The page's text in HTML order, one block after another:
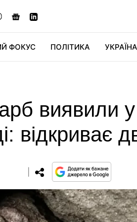
ФОКУС ПОЛІТИКА УКРАЇНА
виявили
відкриває